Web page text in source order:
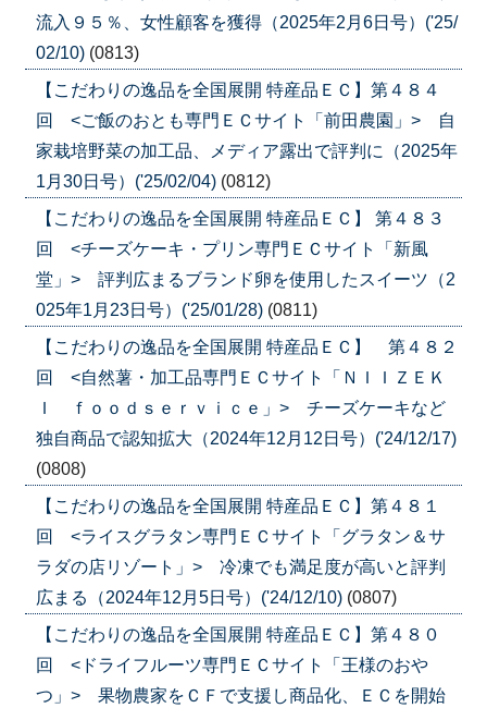
流入９５％、女性顧客を獲得（2025年2月6日号）('25/
02/10) (0813)
【こだわりの逸品を全国展開 特産品ＥＣ】第４８４
回 <ご飯のおとも専門ＥＣサイト「前田農園」> 自
家栽培野菜の加工品、メディア露出で評判に（2025年
1月30日号）('25/02/04) (0812)
【こだわりの逸品を全国展開 特産品ＥＣ】 第４８３
回 <チーズケーキ・プリン専門ＥＣサイト「新風
堂」> 評判広まるブランド卵を使用したスイーツ（2
025年1月23日号）('25/01/28) (0811)
【こだわりの逸品を全国展開 特産品ＥＣ】 第４８２
回 <自然薯・加工品専門ＥＣサイト「ＮＩＩＺＥＫ
Ｉ ｆｏｏｄｓｅｒｖｉｃｅ」> チーズケーキなど
独自商品で認知拡大（2024年12月12日号）('24/12/17)
(0808)
【こだわりの逸品を全国展開 特産品ＥＣ】第４８１
回 <ライスグラタン専門ＥＣサイト「グラタン＆サ
ラダの店リゾート」> 冷凍でも満足度が高いと評判
広まる（2024年12月5日号）('24/12/10) (0807)
【こだわりの逸品を全国展開 特産品ＥＣ】第４８０
回 <ドライフルーツ専門ＥＣサイト「王様のおや
つ」> 果物農家をＣＦで支援し商品化、ＥＣを開始